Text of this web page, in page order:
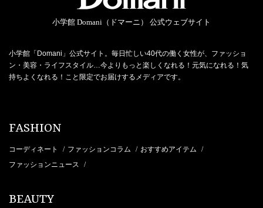
小学館 Domani（ドマーニ） 公式ウェブサイト
小学館「Domani」公式サイト。毎日忙しい40代の働く女性が、ファッショ
ン・美容・ライフスタイル…今よりもっと楽しくなれる！元気になれる！気
持ちよくなれる！こと限定でお届けするメディアです。
FASHION
コーディネート / ファッションコラム / おすすめアイテム /
ファッションニュース /
BEAUTY